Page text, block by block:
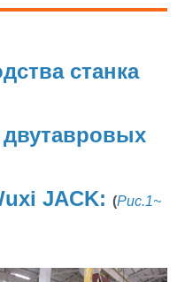
станка
двутавровых
JACK: (Рис.1~